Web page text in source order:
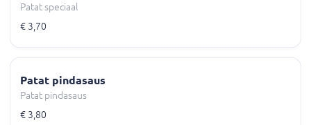
Patat speciaal
€ 3,70
Patat pindasaus
Patat pindasaus
€ 3,80